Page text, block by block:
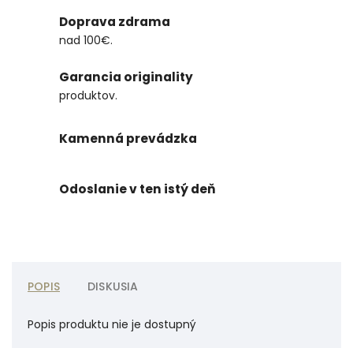
Doprava zdrama
nad 100€.
Garancia originality
produktov.
Kamenná prevádzka
Odoslanie v ten istý deň
POPIS DISKUSIA
Popis produktu nie je dostupný